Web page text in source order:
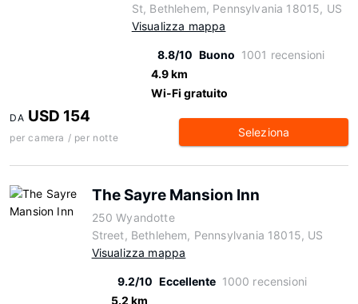
St, Bethlehem, Pennsylvania 18015, US
Visualizza mappa
8.8/10 Buono 1001 recensioni
4.9 km
Wi-Fi gratuito
DA USD 154
per camera / per notte Seleziona
The Sayre Mansion Inn
250 Wyandotte
Street, Bethlehem, Pennsylvania 18015, US
Visualizza mappa
9.2/10 Eccellente 1000 recensioni
5.2 km